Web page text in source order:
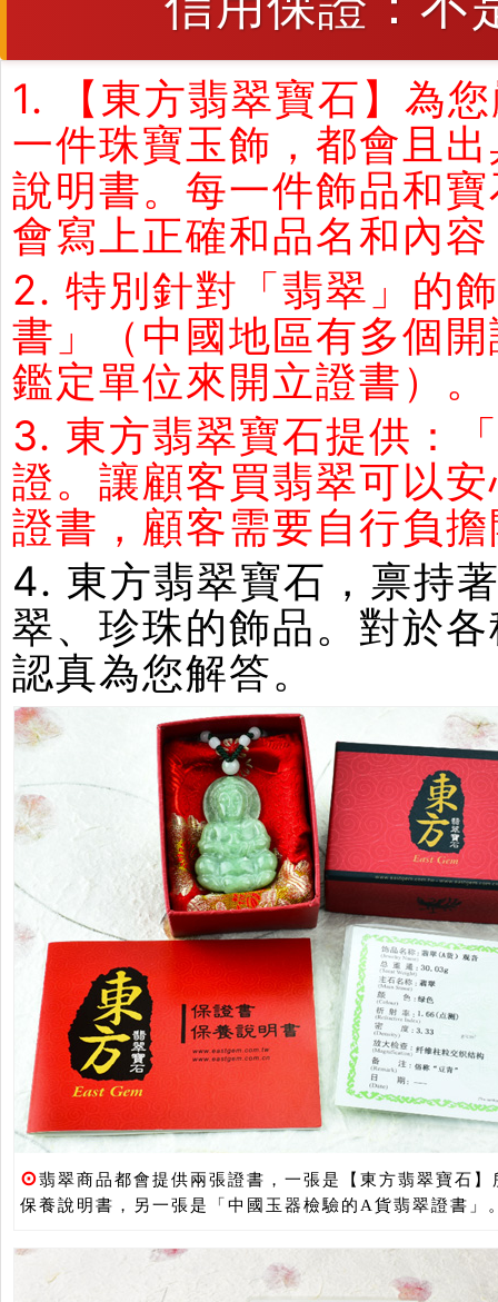
1. 【東方翡翠寶石】為
一件珠寶玉飾，都會且
說明書。每一件飾品和
會寫上正確和品名和內
2. 特別針對「翡翠」的
書」（中國地區有多個
鑑定單位來開立證書）。
3. 東方翡翠寶石提供：
證。讓顧客買翡翠可以
證書，顧客需要自行負
4. 東方翡翠寶石，禀持
翠、珍珠的飾品。對於
認真為您解答。
⊙翡翠商品都會提供兩張證書，一張是【東方翡翠寶石
保養說明書，另一張是「中國玉器檢驗的A貨翡翠證書」